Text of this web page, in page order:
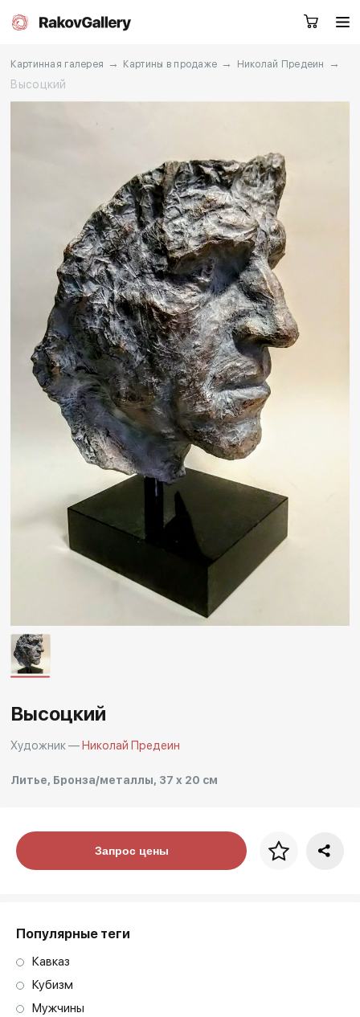
Художники
Услуги
События Контакты
Другие проекты
Rakov
baget
Rakov
special
Заказать звонок
Картинная галерея → Картины в продаже → Николай Предеин
→
Высоцкий
Высоцкий
Художник — Николай Предеин
Литье, Бронза/металлы, 37 x 20 см
Цена за багетЗапрос цены
Популярные теги
Кавказ
Кубизм
Мужчины